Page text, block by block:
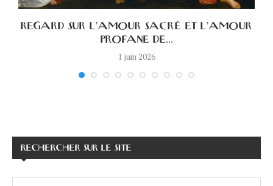
REGARD SUR L’AMOUR SACRÉ ET L’AMOUR
PROFANE DE...
1 juin 2026
RECHERCHER SUR LE SITE